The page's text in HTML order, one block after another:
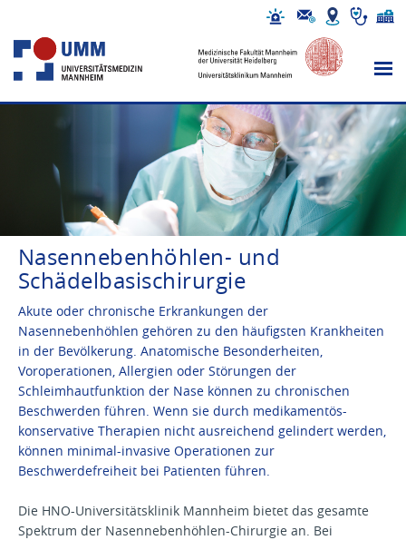
Nasennebenhöhlen- und
Schädelbasischirurgie
Akute oder chronische Erkrankungen der
Nasennebenhöhlen gehören zu den häufigsten Krankheiten
in der Bevölkerung. Anatomische Besonderheiten,
Voroperationen, Allergien oder Störungen der
Schleimhautfunktion der Nase können zu chronischen
Beschwerden führen. Wenn sie durch medikamentös-
konservative Therapien nicht ausreichend gelindert werden,
können minimal-invasive Operationen zur
Beschwerdefreiheit bei Patienten führen.
Die HNO-Universitätsklinik Mannheim bietet das gesamte
Spektrum der Nasennebenhöhlen-Chirurgie an. Bei